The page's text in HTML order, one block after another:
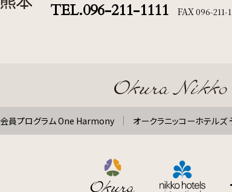
TEL.096-211-1111 FAX096-211-
会員プログラム One Harmony オークラニッコーホテルズ